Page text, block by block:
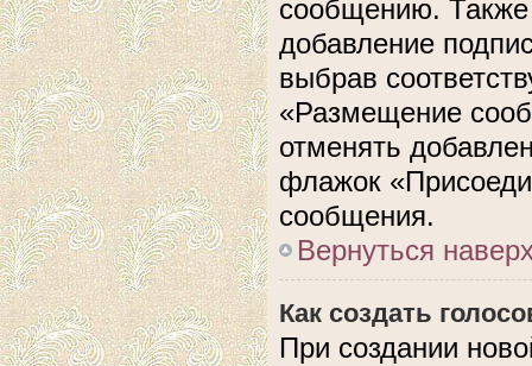
сообщению. Также
добавление
выбрав
«Размещение
отменять
флажок
сообщения.
Вернуться
Как создать
При создании